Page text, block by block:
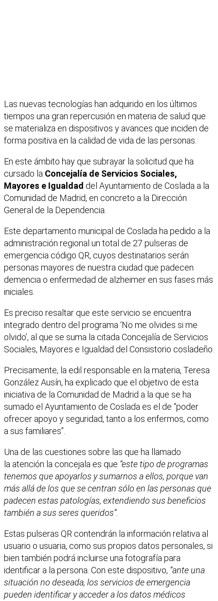
Las nuevas tecnologías han adquirido en los últimos
tiempos una gran repercusión en materia de salud que
se materializa en dispositivos y avances que inciden de
forma positiva en la calidad de vida de las personas.
En este ámbito hay que subrayar la solicitud que ha
cursado la Concejalía de Servicios Sociales,
Mayores e Igualdad del Ayuntamiento de Coslada a la
Comunidad de Madrid, en concreto a la Dirección
General de la Dependencia.
Este departamento municipal de Coslada ha pedido a la
administración regional un total de 27 pulseras de
emergencia código QR, cuyos destinatarios serán
personas mayores de nuestra ciudad que padecen
demencia o enfermedad de alzheimer en sus fases más
iniciales.
Es preciso resaltar que este servicio se encuentra
integrado dentro del programa ‘No me olvides si me
olvido’, al que se suma la citada Concejalía de Servicios
Sociales, Mayores e Igualdad del Consistorio cosladeño.
Precisamente, la edil responsable en la materia, Teresa
González Ausín, ha explicado que el objetivo de esta
iniciativa de la Comunidad de Madrid a la que se ha
sumado el Ayuntamiento de Coslada es el de “poder
ofrecer apoyo y seguridad, tanto a los enfermos, como
a sus familiares”.
Una de las cuestiones sobre las que ha llamado
la atención la concejala es que “este tipo de programas
tenemos que apoyarlos y sumarnos a ellos, porque van
más allá de los que se centran sólo en las personas que
padecen estas patologías, extendiendo sus beneficios
también a sus seres queridos”.
Estas pulseras QR contendrán la información relativa al
usuario o usuaria, como sus propios datos personales, si
bien también podrá incluirse una fotografía para
identificar a la persona. Con este dispositivo, “ante una
situación no deseada, los servicios de emergencia
pueden identificar y acceder a los datos médicos